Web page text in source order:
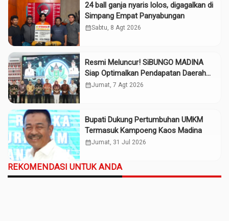
24 ball ganja nyaris lolos, digagalkan di
Simpang Empat Panyabungan
calendar_monthSabtu, 8 Agt 2026
Resmi Meluncur! SiBUNGO MADINA
Siap Optimalkan Pendapatan Daerah
Madina
calendar_monthJumat, 7 Agt 2026
Bupati Dukung Pertumbuhan UMKM
Termasuk Kampoeng Kaos Madina
calendar_monthJumat, 31 Jul 2026
REKOMENDASI UNTUK ANDA